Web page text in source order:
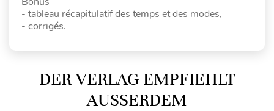
- tableau récapitulatif des temps et des modes,
- corrigés.
DER VERLAG EMPFIEHLT
AUSSERDEM